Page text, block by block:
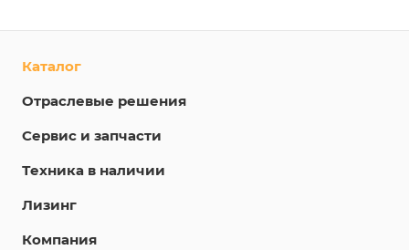
Каталог
Отраслевые решения
Сервис и запчасти
Техника в наличии
Лизинг
Компания